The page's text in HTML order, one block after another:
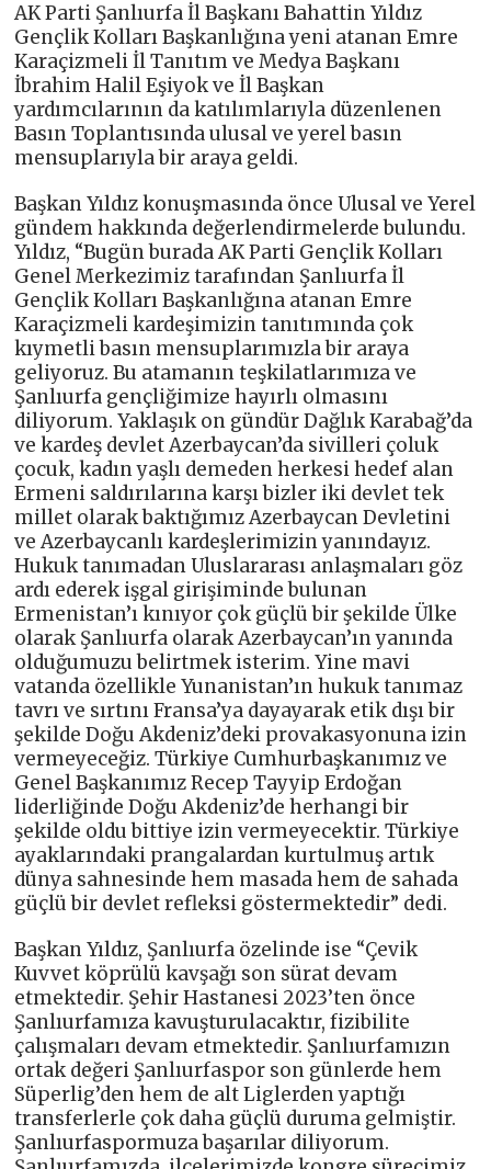
AK Parti Şanlıurfa İl Başkanı Bahattin Yıldız
Gençlik Kolları Başkanlığına yeni atanan Emre
Karaçizmeli İl Tanıtım ve Medya Başkanı
İbrahim Halil Eşiyok ve İl Başkan
yardımcılarının da katılımlarıyla düzenlenen
Basın Toplantısında ulusal ve yerel basın
mensuplarıyla bir araya geldi.
Başkan Yıldız konuşmasında önce Ulusal ve Yerel
gündem hakkında değerlendirmelerde bulundu.
Yıldız, “Bugün burada AK Parti Gençlik Kolları
Genel Merkezimiz tarafından Şanlıurfa İl
Gençlik Kolları Başkanlığına atanan Emre
Karaçizmeli kardeşimizin tanıtımında çok
kıymetli basın mensuplarımızla bir araya
geliyoruz. Bu atamanın teşkilatlarımıza ve
Şanlıurfa gençliğimize hayırlı olmasını
diliyorum. Yaklaşık on gündür Dağlık Karabağ’da
ve kardeş devlet Azerbaycan’da sivilleri çoluk
çocuk, kadın yaşlı demeden herkesi hedef alan
Ermeni saldırılarına karşı bizler iki devlet tek
millet olarak baktığımız Azerbaycan Devletini
ve Azerbaycanlı kardeşlerimizin yanındayız.
Hukuk tanımadan Uluslararası anlaşmaları göz
ardı ederek işgal girişiminde bulunan
Ermenistan’ı kınıyor çok güçlü bir şekilde Ülke
olarak Şanlıurfa olarak Azerbaycan’ın yanında
olduğumuzu belirtmek isterim. Yine mavi
vatanda özellikle Yunanistan’ın hukuk tanımaz
tavrı ve sırtını Fransa’ya dayayarak etik dışı bir
şekilde Doğu Akdeniz’deki provakasyonuna izin
vermeyeceğiz. Türkiye Cumhurbaşkanımız ve
Genel Başkanımız Recep Tayyip Erdoğan
liderliğinde Doğu Akdeniz’de herhangi bir
şekilde oldu bittiye izin vermeyecektir. Türkiye
ayaklarındaki prangalardan kurtulmuş artık
dünya sahnesinde hem masada hem de sahada
güçlü bir devlet refleksi göstermektedir” dedi.
Başkan Yıldız, Şanlıurfa özelinde ise “Çevik
Kuvvet köprülü kavşağı son sürat devam
etmektedir. Şehir Hastanesi 2023’ten önce
Şanlıurfamıza kavuşturulacaktır, fizibilite
çalışmaları devam etmektedir. Şanlıurfamızın
ortak değeri Şanlıurfaspor son günlerde hem
Süperlig’den hem de alt Liglerden yaptığı
transferlerle çok daha güçlü duruma gelmiştir.
Şanlıurfaspormuza başarılar diliyorum.